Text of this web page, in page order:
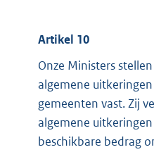
Artikel 10
Onze Ministers
algemene
gemeenten vast. Zij
algemene
beschikbare bedrag